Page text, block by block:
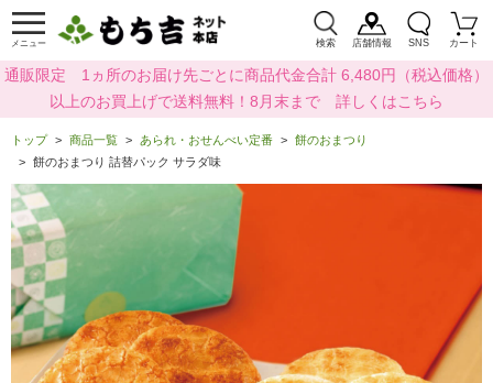
メニュー 検索 店舗情報 SNS カート
通販限定 1ヵ所のお届け先ごとに商品代金合計 6,480円（税込価格）
以上のお買上げで送料無料！8月末まで 詳しくはこちら
トップ 商品一覧 あられ・おせんべい定番
餅のおまつり
餅のおまつり 詰替パック サラダ味